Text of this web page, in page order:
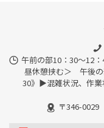
午前の部10：30～12
昼休憩挟む＞ 午後の
30》▶︎混雑状況、作業
〒346-